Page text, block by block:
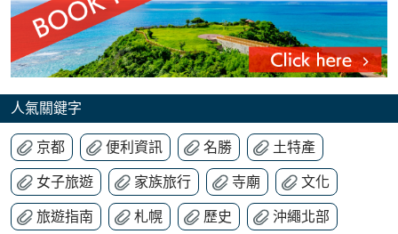
人氣關鍵字
京都 便利資訊 名勝 土特產
女子旅遊 家族旅行 寺廟 文化
旅遊指南 札幌 歷史 沖繩北部